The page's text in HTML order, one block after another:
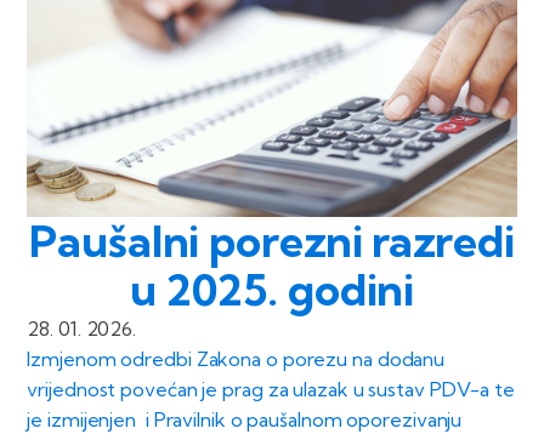
Paušalni porezni razredi
u 2025. godini
28. 01. 2026.
Izmjenom odredbi Zakona o porezu na dodanu
vrijednost povećan je prag za ulazak u sustav PDV-a te
je izmijenjen i Pravilnik o paušalnom oporezivanju